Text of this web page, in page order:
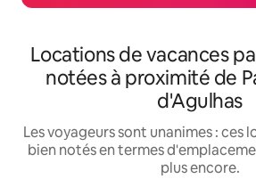
Locations de vacances
notées à proximité de
d'Agulhas
Les voyageurs sont unanimes : ces
bien notés en termes
plus encore.